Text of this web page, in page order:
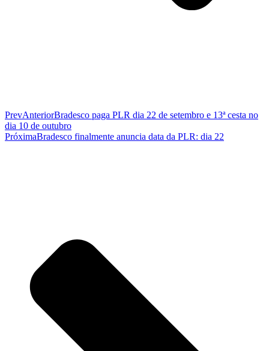
PrevAnteriorBradesco paga PLR dia 22 de setembro e 13ª cesta no
dia 10 de outubro
PróximaBradesco finalmente anuncia data da PLR: dia 22